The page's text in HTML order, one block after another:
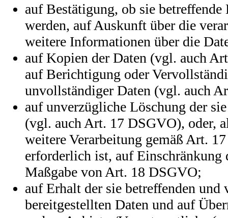
auf Bestätigung, ob sie betreffende
werden, auf Auskunft über die
weitere Informationen über die
auf Kopien der Daten (vgl. auch
auf Berichtigung oder
unvollständiger Daten (vgl. auch
auf unverzügliche Löschung der
(vgl. auch Art. 17 DSGVO), oder,
weitere Verarbeitung gemäß Art.
erforderlich ist, auf Einschränkung
Maßgabe von Art. 18 DSGVO;
auf Erhalt der sie betreffenden und
bereitgestellten Daten und auf